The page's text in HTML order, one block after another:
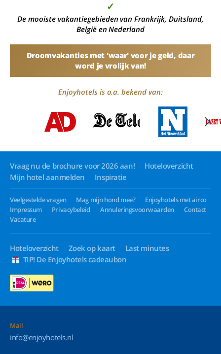
✓
De mooiste vakantiegebieden van Frankrijk, Duitsland,
België en Nederland
Droomvakanties met 'waar' voor je geld, daar
word je vrolijk van!
Enjoyhotels is o.a. bekend van:
Vraag nu de brochure voor 2026 aan!
Hoteloverzicht
Mijn hotel aanmelden
Inspiratie
Veelgestelde vragen Mag mijn hond mee?
Enjoyhotels met airco
Impressum
Privacybeleid Annuleringsvoorwaarden
Contact
Vacature
Hoteloverzicht Zoek op kaart
Last minutes
TIP! De Enjoyhotels cadeaubon
Mail
info@enjoyhotels.nl